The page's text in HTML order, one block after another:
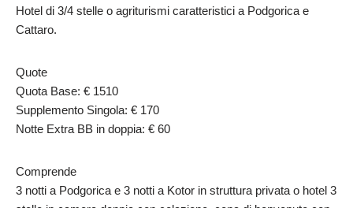
Hotel di 3/4 stelle o agriturismi caratteristici a Podgorica e
Cattaro.
Quote
Quota Base: € 1510
Supplemento Singola: € 170
Notte Extra BB in doppia: € 60
Comprende
3 notti a Podgorica e 3 notti a Kotor in struttura privata o hotel 3